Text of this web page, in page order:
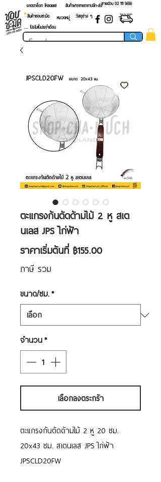
แคตตาล็อก โหลดเลย! สายด่วน 02 ​111 5656
สินค้าฝากขายราคาปลีก-ส่ง
สินค้าชอบชะมัด
หมวดหมู่
วัสดุต่าง ๆ
.... โปรโมชั่นประจำเดือน
ตะแกรงก้นตัดด้ามไม้ 2 หู สเต
นเลส JPS ไก่ฟ้า
ราคาเริ่มต้นที่ ฿155.00ราคา
ภาษี รวม
ขนาด/ซม.*
จำนวน*
เลือกลงตระกร้า
ตะแกรงก้นตัดด้ามไม้ 2 หู 20 ซม.
20x43 ซม. สเตนเลส JPS ไก่ฟ้า
JPSCLD20FW